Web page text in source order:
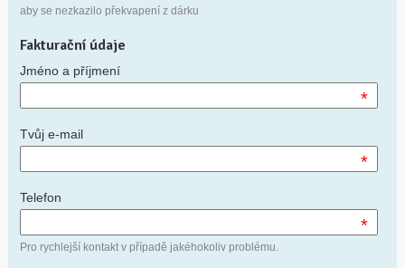
aby se nezkazilo překvapení z dárku
Fakturační údaje
Jméno a příjmení
*
Tvůj e-mail
*
Telefon
*
Pro rychlejší kontakt v případě jakéhokoliv problému.